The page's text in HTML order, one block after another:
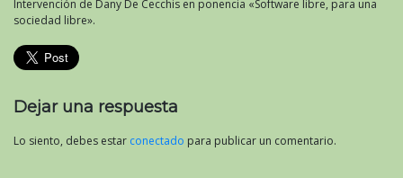
Intervención de Dany De Cecchis en ponencia «Software libre, para una
sociedad libre».
Dejar una respuesta
Lo siento, debes estar conectado para publicar un comentario.